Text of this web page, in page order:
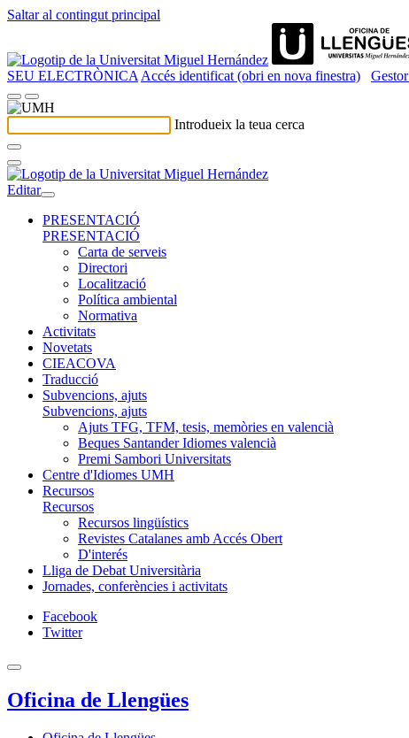
Saltar al contingut principal
SEU ELECTRÒNICA Accés identificat (obri en nova finestra)
Introdueix la teua cerca
Editar
PRESENTACIÓ
PRESENTACIÓ
Carta de serveis
Directori
Localització
Política ambiental
Normativa
Activitats
Novetats
CIEACOVA
Traducció
Subvencions, ajuts
Subvencions, ajuts
Ajuts TFG, TFM, tesis, memòries en valencià
Beques Santander Idiomes valencià
Premi Sambori Universitats
Centre d'Idiomes UMH
Recursos
Recursos
Recursos lingüístics
Revistes Catalanes amb Accés Obert
D'interés
Lliga de Debat Universitària
Jornades, conferències i activitats
Facebook
Twitter
Oficina de Llengües